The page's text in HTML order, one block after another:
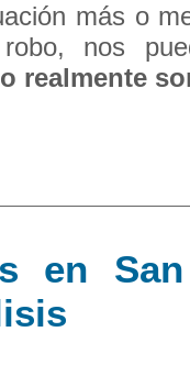
más o
nos
realmente
en